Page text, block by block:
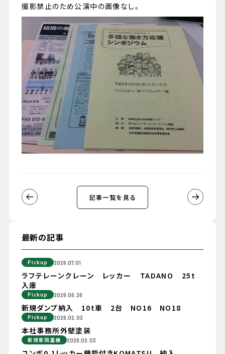
撮影禁止のため公演中の画像なし。
記事一覧を見る
最新の記事
Pickup 2026.07.01
ラフテレーンクレーン レッカー TADANO 25t
入庫
Pickup 2026.06.26
新規ダンプ納入 10t車 2台 NO16 NO18
Pickup 2026.02.03
本社事務所外壁塗装
新規車両重機 2026.02.03